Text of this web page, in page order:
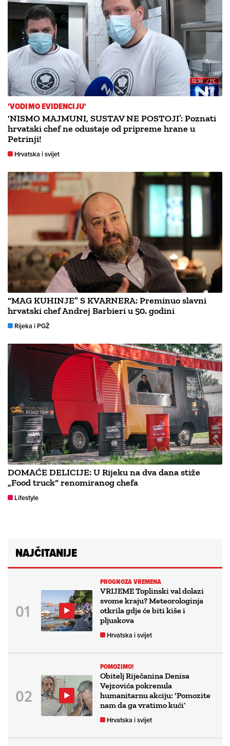
'VODIMO EVIDENCIJU'
‘NISMO MAJMUNI, SUSTAV NE POSTOJI’: Poznati
hrvatski chef ne odustaje od pripreme hrane u
Petrinji!
Hrvatska i svijet
“MAG KUHINJE” S KVARNERA: Preminuo slavni
hrvatski chef Andrej Barbieri u 50. godini
Rijeka i PGŽ
DOMAĆE DELICIJE: U Rijeku na dva dana stiže
„Food truck“ renomiranog chefa
Lifestyle
NAJČITANIJE
PROGNOZA VREMENA
VRIJEME Toplinski val dolazi
svome kraju? Meteorologinja
otkrila gdje će biti kiše i
pljuskova
Hrvatska i svijet
POMOZIMO!
Obitelj Riječanina Denisa
Vejzovića pokrenula
humanitarnu akciju: ‘Pomozite
nam da ga vratimo kući’
Hrvatska i svijet